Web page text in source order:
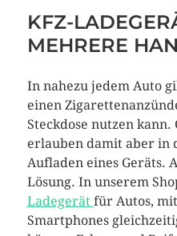
KFZ-
MEHRERE
In nahezu jedem Auto
einen
Steckdose nutzen kann.
erlauben damit aber in
Aufladen eines Geräts.
Lösung. In unserem
Ladegerät für Autos,
Smartphones